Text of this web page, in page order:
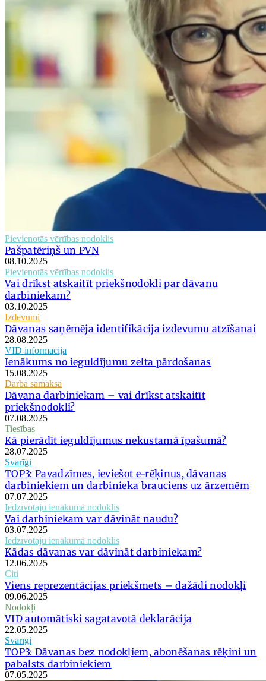
Pievienotās vērtības nodoklis
Pašpatēriņš un PVN
08.10.2025
Pievienotās vērtības nodoklis
Vai drīkst atskaitīt priekšnodokli par dāvanu
darbiniekam?
03.10.2025
Izdevumi
Dāvanas saņēmēja identifikācija izdevumu atzīšanai
28.08.2025
VID informācija
Ienākums no ieguldījumu zelta pārdošanas
15.08.2025
Darba samaksa
Dāvana darbiniekam – vai drīkst atskaitīt
priekšnodokli?
07.08.2025
Tiesības
Kā pierādīt ieguldījumus nekustamā īpašumā?
28.07.2025
Svarīgi
TOP3: Pavadzīmes, ieviešot e-rēķinus, dāvanas
darbiniekiem un darbinieka brauciens uz ārzemēm
07.07.2025
Iedzīvotāju ienākuma nodoklis
Vai darbiniekam var dāvināt naudu?
03.07.2025
Iedzīvotāju ienākuma nodoklis
Kādas dāvanas var dāvināt darbiniekam?
12.06.2025
Citi
Viens reprezentācijas priekšmets – dažādi nodokļi
09.06.2025
Nodokļi
VID automātiski sagatavotā deklarācija
22.05.2025
Svarīgi
TOP3: Dāvanas bez nodokļiem, abonēšanas rēķini un
pabalsts darbiniekiem
07.05.2025